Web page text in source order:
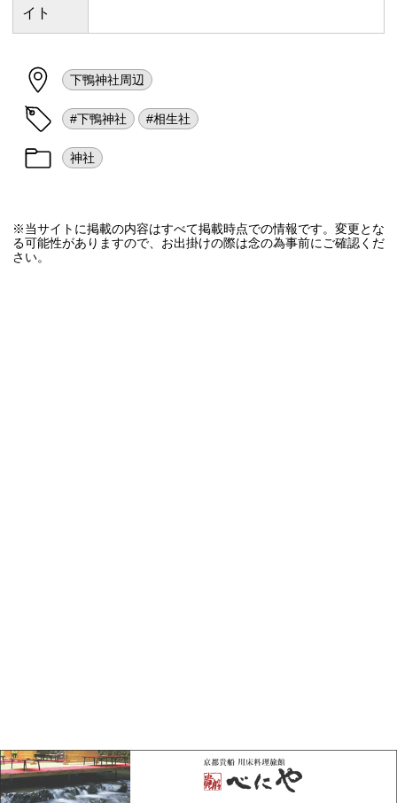
イト
下鴨神社周辺
#下鴨神社 #相生社
神社
※当サイトに掲載の内容はすべて掲載時点での情報です。変更とな
る可能性がありますので、お出掛けの際は念の為事前にご確認くだ
さい。